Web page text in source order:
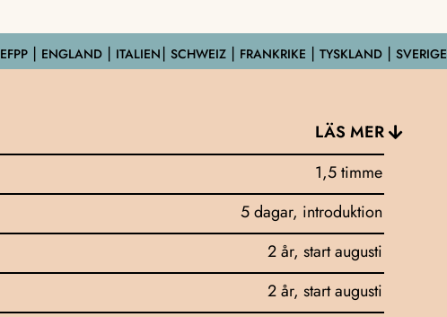
EFPP ⎮ ENGLAND ⎮ ITALIEN⎮ SCHWEIZ ⎮ FRANKRIKE ⎮ TYSKLAND ⎮ SVERIGE
LÄS MER
1,5 timme
5 dagar, introduktion
2 år, start augusti
2 år, start augusti